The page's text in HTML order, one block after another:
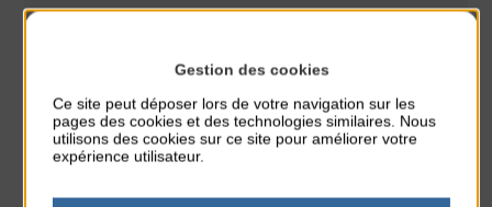
À noter aussi
du 3 Août au 7 Août
Gestion des cookies
Ce site peut déposer lors de votre navigation sur les
pages des cookies et des technologies similaires. Nous
utilisons des cookies sur ce site pour améliorer votre
expérience utilisateur.